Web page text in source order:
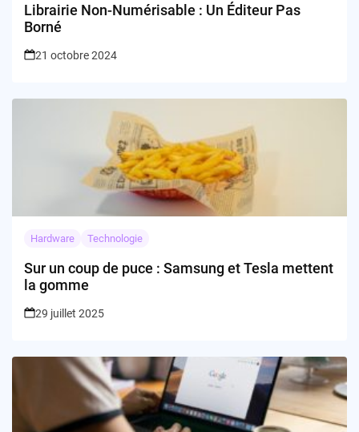
Librairie Non-Numérisable : Un Éditeur Pas
Borné
21 octobre 2024
Hardware Technologie
Sur un coup de puce : Samsung et Tesla mettent
la gomme
29 juillet 2025